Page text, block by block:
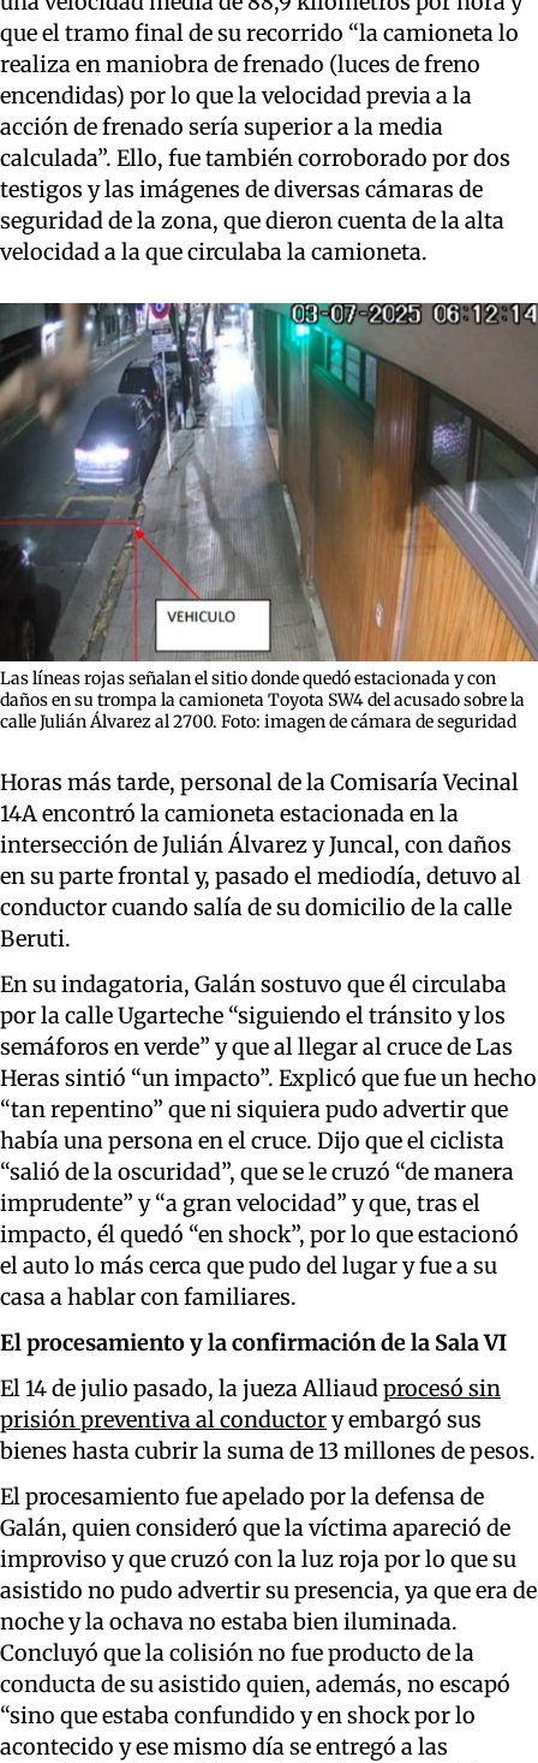
que el tramo final de su recorrido “la camioneta lo
realiza en maniobra de frenado (luces de freno
encendidas) por lo que la velocidad previa a la
acción de frenado sería superior a la media
calculada”. Ello, fue también corroborado por dos
testigos y las imágenes de diversas cámaras de
seguridad de la zona, que dieron cuenta de la alta
velocidad a la que circulaba la camioneta.
Las líneas rojas señalan el sitio donde quedó estacionada y con
daños en su trompa la camioneta Toyota SW4 del acusado sobre la
calle Julián Álvarez al 2700. Foto: imagen de cámara de seguridad
Horas más tarde, personal de la Comisaría Vecinal
14A encontró la camioneta estacionada en la
intersección de Julián Álvarez y Juncal, con daños
en su parte frontal y, pasado el mediodía, detuvo al
conductor cuando salía de su domicilio de la calle
Beruti.
En su indagatoria, Galán sostuvo que él circulaba
por la calle Ugarteche “siguiendo el tránsito y los
semáforos en verde” y que al llegar al cruce de Las
Heras sintió “un impacto”. Explicó que fue un hecho
“tan repentino” que ni siquiera pudo advertir que
había una persona en el cruce. Dijo que el ciclista
“salió de la oscuridad”, que se le cruzó “de manera
imprudente” y “a gran velocidad” y que, tras el
impacto, él quedó “en shock”, por lo que estacionó
el auto lo más cerca que pudo del lugar y fue a su
casa a hablar con familiares.
El procesamiento y la confirmación de la Sala VI
El 14 de julio pasado, la jueza Alliaudprocesó sin
prisión preventiva al conductory embargó sus
bienes hasta cubrir la suma de 13 millones de pesos.
El procesamiento fue apelado por la defensa de
Galán, quien consideró que la víctima apareció de
improviso y que cruzó con la luz roja por lo que su
asistido no pudo advertir su presencia, ya que era de
noche y la ochava no estaba bien iluminada.
Concluyó que la colisión no fue producto de la
conducta de su asistido quien, además, no escapó
“sino que estaba confundido y en shock por lo
acontecido y ese mismo día se entregó a las